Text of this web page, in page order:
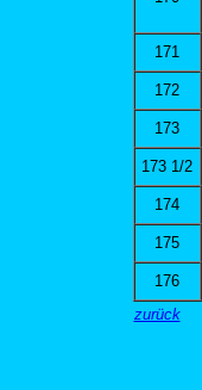
171
172
173
173 1/2
174
175
176
zurück